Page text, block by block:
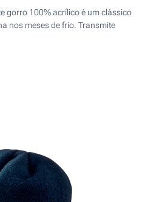
gorro 100% acrílico é um clássico
nos meses de frio. Transmite